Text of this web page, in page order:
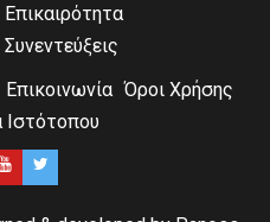
Επικαιρότητα
Συνεντεύξεις
Επικοινωνία Όροι Χρήσης
Ιστότοπου